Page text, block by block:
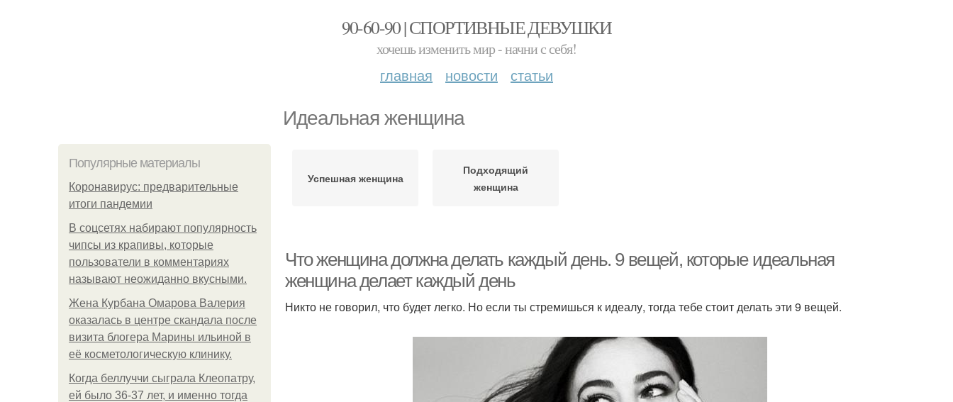
90-60-90 | СПОРТИВНЫЕ ДЕВУШКИ
хочешь изменить мир - начни с себя!
главная новости статьи
Идеальная женщина
Популярные материалы
Коронавирус: предварительные
итоги пандемии
В соцсетях набирают популярность
чипсы из крапивы, которые
пользователи в комментариях
называют неожиданно вкусными.
Жена Курбана Омарова Валерия
оказалась в центре скандала после
визита блогера Марины ильиной в
её косметологическую клинику.
Когда беллуччи сыграла Клеопатру,
ей было 36-37 лет, и именно тогда
Успешная женщина
Подходящий
женщина
Что женщина должна делать каждый день. 9 вещей, которые идеальная
женщина делает каждый день
Никто не говорил, что будет легко. Но если ты стремишься к идеалу, тогда тебе стоит делать эти 9 вещей.